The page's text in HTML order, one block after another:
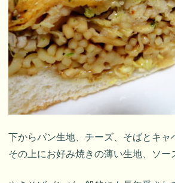
下からパン生地、チーズ、そばとキャ
その上にお好み焼きの薄い生地、ソー